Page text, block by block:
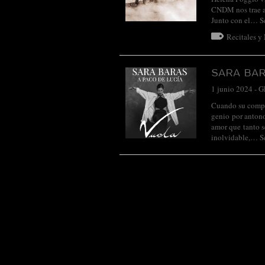
CNDM nos trae
Junto con el…
Recitales y
SARA
1 junio 2024 -
Cuando su
genio por
amor que tanto
inolvidable,…